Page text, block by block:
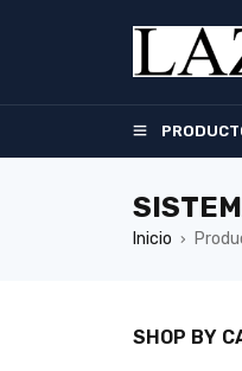
Inicio ›
SHOP BY